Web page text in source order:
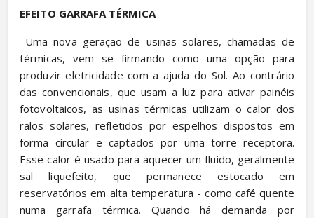
EFEITO GARRAFA TÉRMICA
térmicas, vem se firmando como uma opção para
produzir eletricidade com a ajuda do Sol. Ao contrário
das convencionais, que usam a luz para ativar painéis
fotovoltaicos, as usinas térmicas utilizam o calor dos
ralos solares, refletidos por espelhos dispostos em
forma circular e captados por uma torre receptora.
Esse calor é usado para aquecer um fluido, geralmente
sal liquefeito, que permanece estocado em
reservatórios em alta temperatura - como café quente
numa garrafa térmica. Quando há demanda por